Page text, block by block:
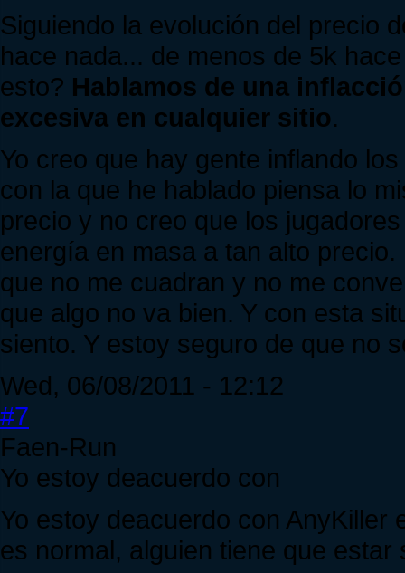
Siguiendo la evolución del precio
hace nada... de menos de 5k
esto? Hablamos de una
excesiva en cualquier sitio.
Yo creo que hay gente inflando
con la que he hablado piensa lo
precio y no creo que los
energía en masa a tan alto
que no me cuadran y no me
que algo no va bien. Y con esta
siento. Y estoy seguro de que no
Wed, 06/08/2011 - 12:12
#7
Faen-Run
Yo estoy deacuerdo con
Yo estoy deacuerdo con
es normal, alguien tiene que